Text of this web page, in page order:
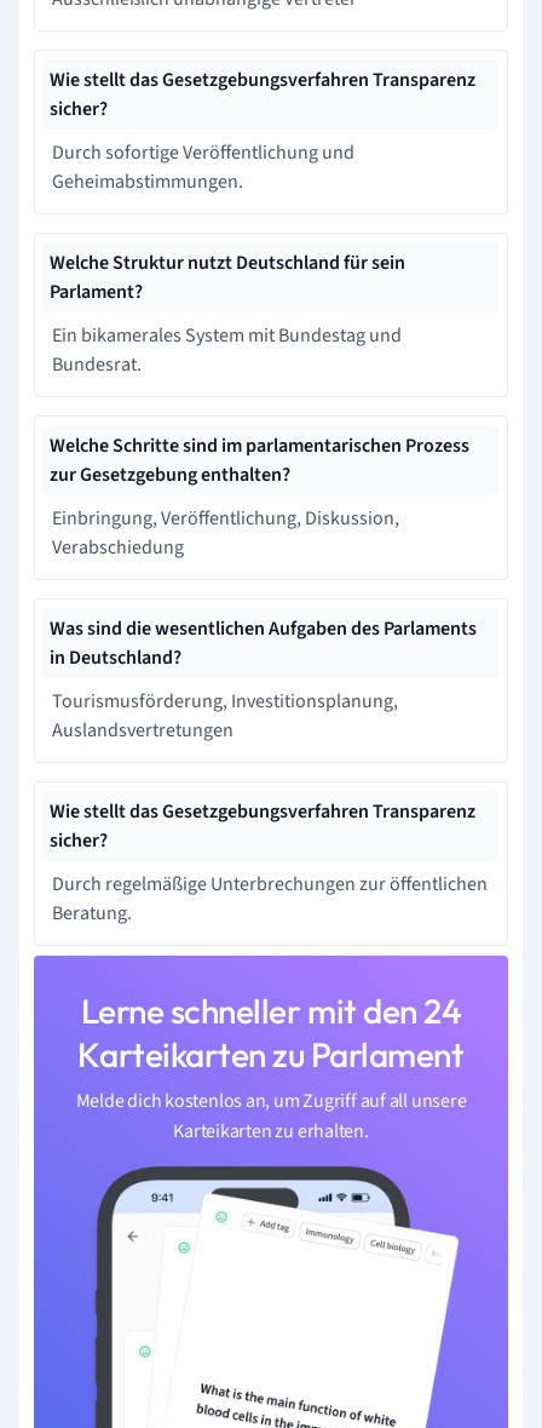
Wie stellt das Gesetzgebungsverfahren Transparenz
sicher?
Durch sofortige Veröffentlichung und
Geheimabstimmungen.
Welche Struktur nutzt Deutschland für sein
Parlament?
Ein bikamerales System mit Bundestag und
Bundesrat.
Welche Schritte sind im parlamentarischen Prozess
zur Gesetzgebung enthalten?
Einbringung, Veröffentlichung, Diskussion,
Verabschiedung
Was sind die wesentlichen Aufgaben des Parlaments
in Deutschland?
Tourismusförderung, Investitionsplanung,
Auslandsvertretungen
Wie stellt das Gesetzgebungsverfahren Transparenz
sicher?
Durch regelmäßige Unterbrechungen zur öffentlichen
Beratung.
Lerne schneller mit den 24
Karteikarten zu Parlament
Melde dich kostenlos an, um Zugriff auf all unsere
Karteikarten zu erhalten.